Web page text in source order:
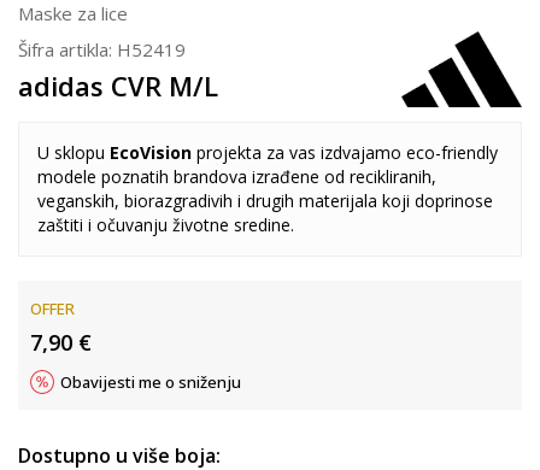
Maske za lice
Šifra artikla: H52419
adidas CVR M/L
U sklopu EcoVision projekta za vas izdvajamo eco-friendly
modele poznatih brandova izrađene od recikliranih,
veganskih, biorazgradivih i drugih materijala koji doprinose
zaštiti i očuvanju životne sredine.
OFFER
7,90 €
Obavijesti me o sniženju
Dostupno u više boja: